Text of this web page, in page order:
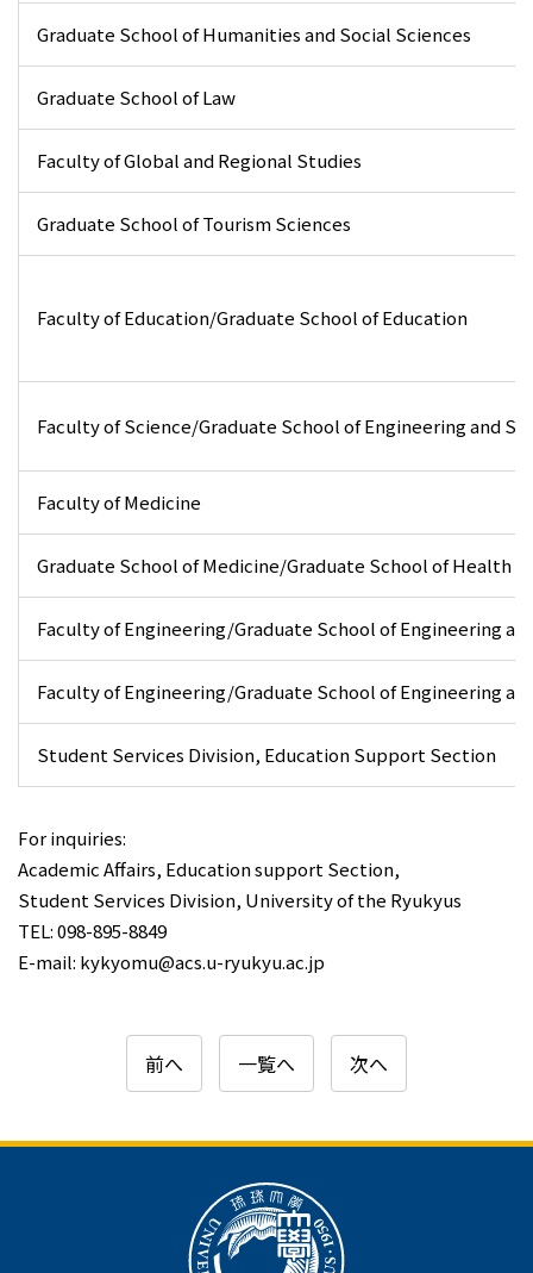
Graduate School of Humanities and Social Sciences
Graduate School of Law
Faculty of Global and Regional Studies
Graduate School of Tourism Sciences
Faculty of Education/Graduate School of Education
Faculty of Science/Graduate School of Engineering and
Faculty of Medicine
Graduate School of Medicine/Graduate School of Health
Faculty of Engineering/Graduate School of Engineering
Faculty of Engineering/Graduate School of Engineering
Student Services Division, Education Support Section
For inquiries:
Academic Affairs, Education support Section,
Student Services Division, University of the Ryukyus
TEL: 098-895-8849
E-mail: kykyomu@acs.u-ryukyu.ac.jp
前へ 一覧へ 次へ